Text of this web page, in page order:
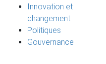
Innovation et
changement
Politiques
Gouvernance